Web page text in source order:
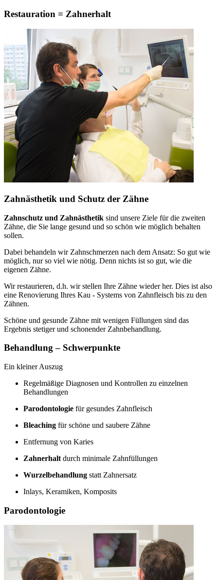
Restauration = Zahnerhalt
Zahnästhetik und Schutz der Zähne
Zahnschutz und Zahnästhetik sind unsere Ziele für die zweiten
Zähne, die Sie lange gesund und so schön wie möglich behalten
sollen.
Dabei behandeln wir Zahnschmerzen nach dem Ansatz: So gut wie
möglich, nur so viel wie nötig. Denn nichts ist so gut, wie die
eigenen Zähne.
Wir restaurieren, d.h. wir stellen Ihre Zähne wieder her. Dies ist also
eine Renovierung Ihres Kau - Systems von Zahnfleisch bis zu den
Zähnen.
Schöne und gesunde Zähne mit wenigen Füllungen sind das
Ergebnis stetiger und schonender Zahnbehandlung.
Behandlung – Schwerpunkte
Ein kleiner Auszug
Regelmäßige Diagnosen und Kontrollen zu einzelnen
Behandlungen
Parodontologie für gesundes Zahnfleisch
Bleaching für schöne und saubere Zähne
Entfernung von Karies
Zahnerhalt durch minimale Zahnfüllungen
Wurzelbehandlung statt Zahnersatz
Inlays, Keramiken, Komposits
Parodontologie